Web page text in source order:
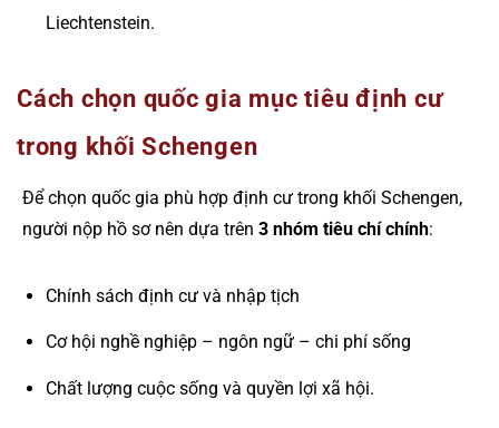
Liechtenstein.
Cách chọn quốc gia mục tiêu định cư
trong khối Schengen
Để chọn quốc gia phù hợp định cư trong khối Schengen,
người nộp hồ sơ nên dựa trên 3 nhóm tiêu chí chính:
Chính sách định cư và nhập tịch
Cơ hội nghề nghiệp – ngôn ngữ – chi phí sống
Chất lượng cuộc sống và quyền lợi xã hội.